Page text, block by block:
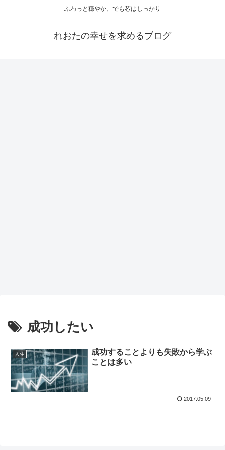
ふわっと穏やか、でも芯はしっかり
れおたの幸せを求めるブログ
成功したい
人生
成功することよりも失敗から学ぶ
ことは多い
2017.05.09